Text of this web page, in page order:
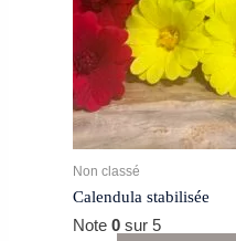
Non classé
Calendula stabilisée
Note0 sur 5